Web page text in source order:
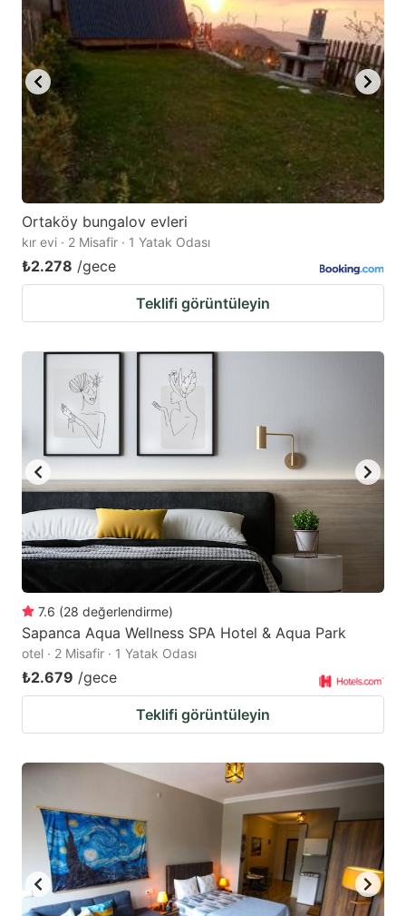
Ortaköy bungalov evleri
kır evi · 2 Misafir · 1 Yatak Odası
₺2.278 /gece
Teklifi görüntüleyin
7.6 (28 değerlendirme)
Sapanca Aqua Wellness SPA Hotel & Aqua Park
otel · 2 Misafir · 1 Yatak Odası
₺2.679 /gece
Teklifi görüntüleyin